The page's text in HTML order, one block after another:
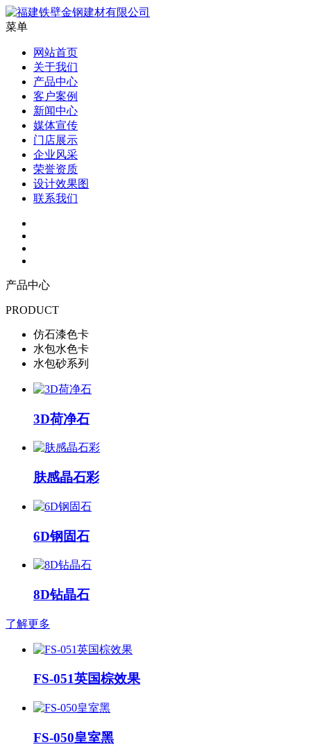
菜单
网站首页
关于我们
产品中心
客户案例
新闻中心
媒体宣传
门店展示
企业风采
荣誉资质
设计效果图
联系我们
产品中心
PRODUCT
仿石漆色卡
水包水色卡
水包砂系列
3D荷净石
肤感晶石彩
6D钢固石
8D钻晶石
了解更多
FS-051英国棕效果
FS-050皇室黑